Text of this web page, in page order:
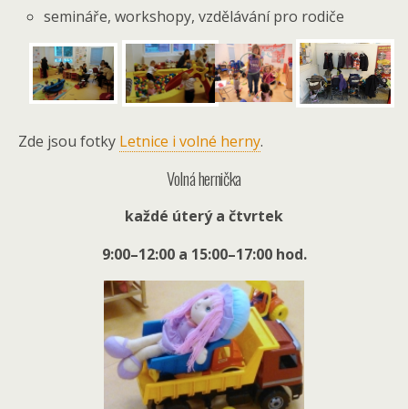
semináře, workshopy, vzdělávání pro rodiče
Zde jsou fotky Letnice i volné herny.
Volná hernička
každé úterý a čtvrtek
9:00–12:00 a 15:00–17:00 hod.